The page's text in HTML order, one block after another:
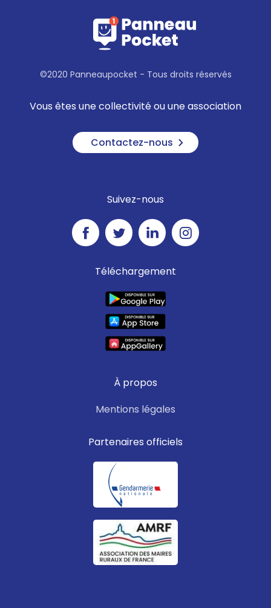
©2020 Panneaupocket - Tous droits réservés
Vous êtes une collectivité ou une association
Contactez-nous
Suivez-nous
Téléchargement
À propos
Mentions légales
Partenaires officiels